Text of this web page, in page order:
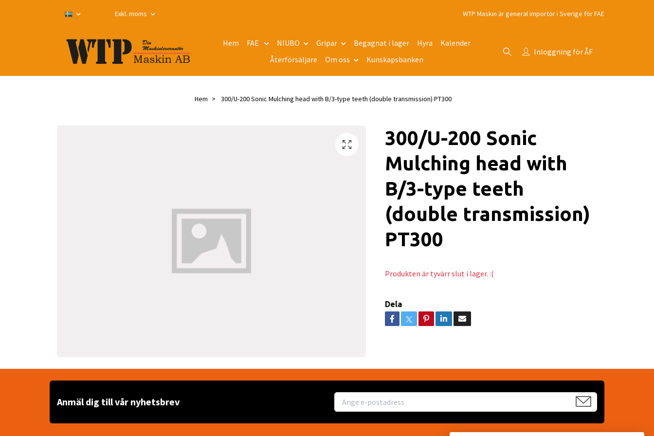
Exkl. moms WTP Maskin är general importör i Sverige för FAE
Hem FAE NIUBO Gripar Begagnat i lager Hyra
Kalender
Återförsäljare
Om oss Kunskapsbanken
Inloggning för ÅF
Hem 300/U-200 Sonic Mulching head with B/3-type teeth (double transmission) PT300
300/U-200 Sonic
Mulching head with
B/3-type teeth
(double transmission)
PT300
Produkten är tyvärr slut i lager. :(
Dela
Anmäl dig till vår nyhetsbrev